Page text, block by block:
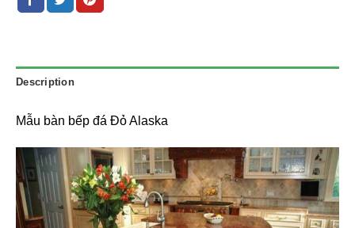
Description
Mẫu bàn bếp đá Đỏ Alaska